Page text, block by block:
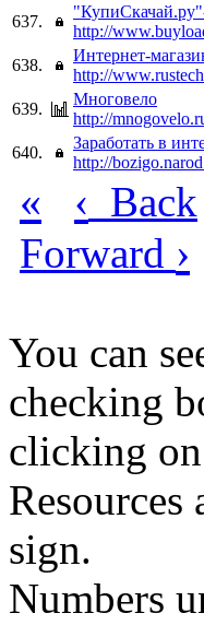
637.
http://
638.
Интернет-
http://
639.
Многовело
http://
640.
Заработать в
http://
« ‹ Back
Forward ›
You can
checking
clicking on
sign.
Numbers